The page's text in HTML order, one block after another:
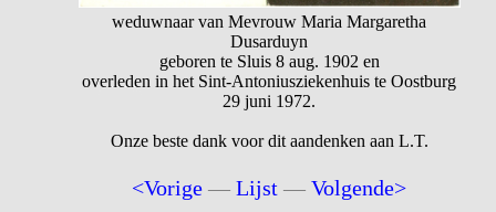
weduwnaar van Mevrouw Maria Margaretha
Dusarduyn
geboren te Sluis 8 aug. 1902 en
overleden in het Sint-Antoniusziekenhuis te Oostburg
29 juni 1972.
Onze beste dank voor dit aandenken aan L.T.
<Vorige —Lijst —Volgende>